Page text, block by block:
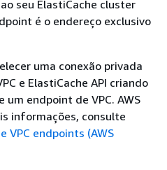
seu ElastiCache cluster
é o endereço exclusivo
uma conexão privada
e ElastiCache API criando
endpoint de VPC. AWS
informações, consulte
VPC endpoints (AWS